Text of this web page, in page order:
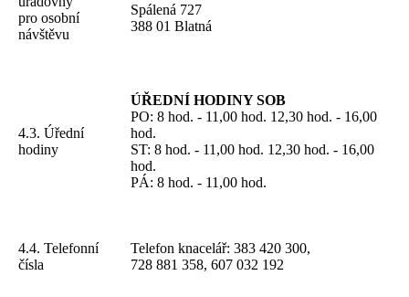
pro osobní
návštěvu
Spálená 727
388 01 Blatná
4.3. Úřední
hodiny
ÚŘEDNÍ HODINY SOB
PO: 8 hod. - 11,00 hod. 12,30 hod. - 16,00
hod.
ST: 8 hod. - 11,00 hod. 12,30 hod. - 16,00
hod.
PÁ: 8 hod. - 11,00 hod.
4.4. Telefonní
čísla
Telefon knacelář: 383 420 300,
728 881 358, 607 032 192